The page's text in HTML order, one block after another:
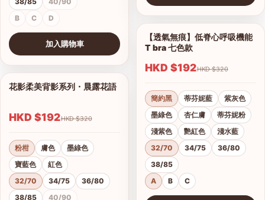
B
C D
加入購物車
1/21
查看圖片
花影柔美背影系列・晨露花語
HKD $192 HKD $320
粉柑 膚色
墨綠色
寶藍色
紅色
32/70
34/75
36/80
38/85
40/90
1/28
查看圖片
【透氣無痕】低脊心呼吸機能
T bra 七色款
HKD $192 HKD $320
簡約黑 蒂芬妮藍
紫灰色
墨綠色
杏仁膚
蒂芬妮粉
淺紫色
艷紅色
淺水藍
32/70
34/75
36/80
38/85
A
B C